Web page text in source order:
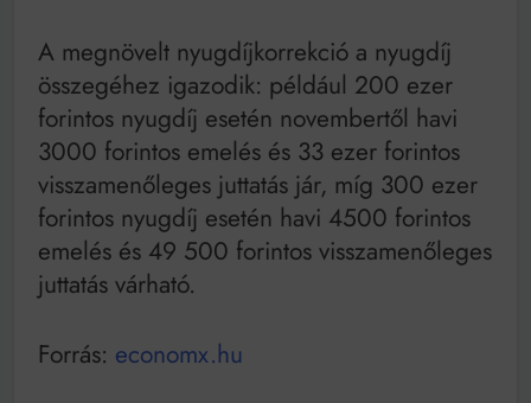
A megnövelt nyugdíjkorrekció a nyugdíj
összegéhez igazodik: például 200 ezer
forintos nyugdíj esetén novembertől havi
3000 forintos emelés és 33 ezer forintos
visszamenőleges juttatás jár, míg 300 ezer
forintos nyugdíj esetén havi 4500 forintos
emelés és 49 500 forintos visszamenőleges
juttatás várható.
Forrás: economx.hu